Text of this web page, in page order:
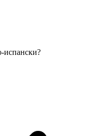
испански?